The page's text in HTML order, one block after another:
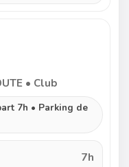
• Club
7h • Parking de
7h